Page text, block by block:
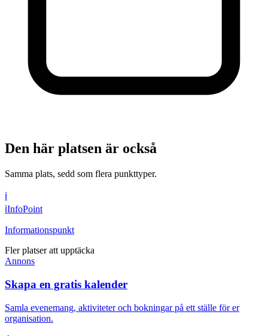
Den här platsen är också
Samma plats, sedd som flera punkttyper.
ℹ️
ℹ️InfoPoint
Informationspunkt
Fler platser att upptäcka
Annons
Skapa en gratis kalender
Samla evenemang, aktiviteter och bokningar på ett ställe för er
organisation.